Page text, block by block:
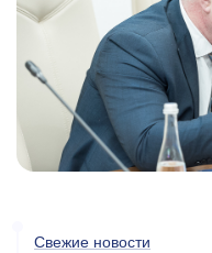
Свежие новости